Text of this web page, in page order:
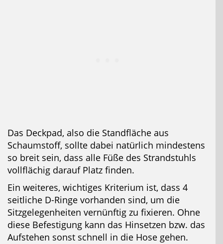
Das Deckpad, also die Standfläche aus
Schaumstoff, sollte dabei natürlich mindestens
so breit sein, dass alle Füße des Strandstuhls
vollflächig darauf Platz finden.
Ein weiteres, wichtiges Kriterium ist, dass 4
seitliche D-Ringe vorhanden sind, um die
Sitzgelegenheiten vernünftig zu fixieren. Ohne
diese Befestigung kann das Hinsetzen bzw. das
Aufstehen sonst schnell in die Hose gehen.